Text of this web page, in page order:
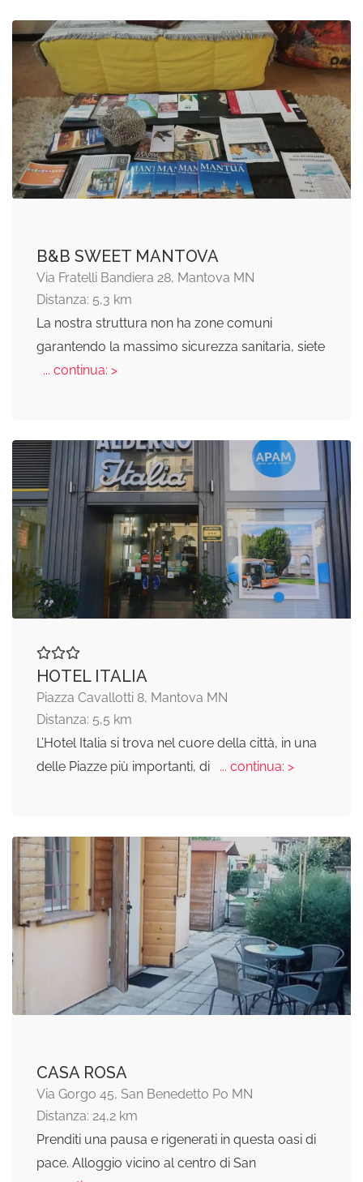
B&B SWEET MANTOVA
Via Fratelli Bandiera 28, Mantova MN
Distanza: 5,3 km
La nostra struttura non ha zone comuni
garantendo la massimo sicurezza sanitaria, siete
... continua: >
HOTEL ITALIA
Piazza Cavallotti 8, Mantova MN
Distanza: 5,5 km
L’Hotel Italia si trova nel cuore della città, in una
delle Piazze più importanti, di
... continua: >
CASA ROSA
Via Gorgo 45, San Benedetto Po MN
Distanza: 24,2 km
Prenditi una pausa e rigenerati in questa oasi di
pace. Alloggio vicino al centro di San